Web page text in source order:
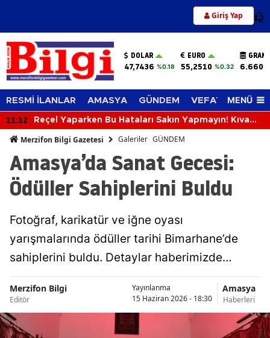
Giriş Yap 12
DOLAR
47,7436 %0.18
EURO
55,2510 %0.32
RESMİ İLANLAR AMASYA GÜNDEM VEFAT EDENLER
MENÜ
11:12
Reçel Yaparken Bu Hataları Sakın Yapmayın! Kıvamı
Merzifon Bilgi Gazetesi Galeriler GÜNDEM
Amasya’da Sanat Gecesi:
Ödüller Sahiplerini Buldu
Fotoğraf, karikatür ve iğne oyası
yarışmalarında ödüller tarihi Bimarhane’de
sahiplerini buldu. Detaylar haberimizde…
Merzifon Bilgi
Editör
Yayınlanma
15 Haziran 2026 - 18:30
Amasya
Haberleri